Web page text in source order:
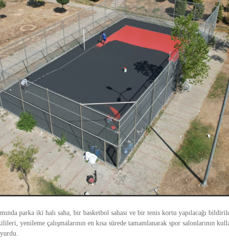
parka iki halı saha, bir basketbol sahası ve bir tenis kortu yapılacağı
yenileme çalışmalarının en kısa sürede tamamlanarak spor salonlarının